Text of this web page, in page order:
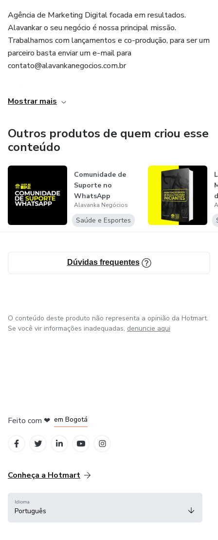
Agência de Marketing Digital focada em resultados.
Alavankar o seu negócio é nossa principal missão.
Trabalhamos com lançamentos e co-produção, para ser um
parceiro basta enviar um e-mail para
contato@alavankanegocios.com.br
Alavankar o seu negócio é nossa principal missão.
parceiro basta enviar um e-mail para
contato@alavankanegocios.com.br
Mostrar mais
Outros produtos de quem criou esse
conteúdo
Comunidade de
Suporte no
WhatsApp
Alavanka Negócios
Saúde e Esportes
Dúvidas frequentes
O conteúdo deste produto não representa a opinião da Hotmart.
Se você vir informações inadequadas, denuncie aqui
Feito com ❤ em Bogotá
Conheça a Hotmart
Idioma
Português